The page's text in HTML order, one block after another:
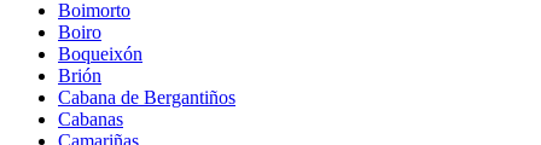
Boimorto
Boiro
Boqueixón
Brión
Cabana de Bergantiños
Cabanas
Camariñas